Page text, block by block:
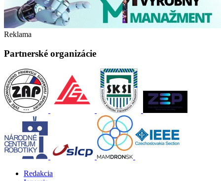
Reklama
Partnerské organizácie
Redakcia